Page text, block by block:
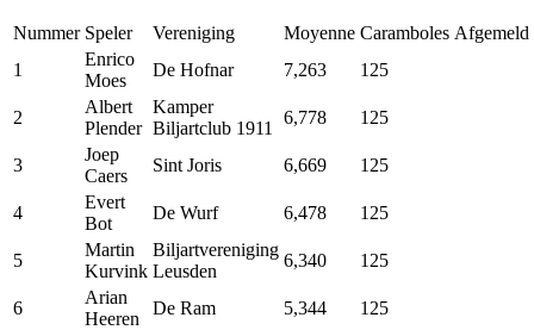
Nummer Speler Vereniging Moyenne Caramboles Afgemeld
1
Enrico
Moes
De Hofnar 7,263 125
2
Albert
Plender
Kamper
Biljartclub 1911
6,778 125
3
Joep
Caers
Sint Joris 6,669 125
4
Evert
Bot
De Wurf 6,478 125
5
Martin
Kurvink
Biljartvereniging
Leusden
6,340 125
6
Arian
Heeren
De Ram 5,344 125